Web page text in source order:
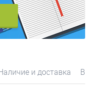
и доставка